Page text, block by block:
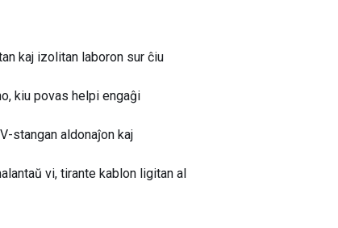
kaj izolitan laboron sur ĉiu
kiu povas helpi engaĝi
stangan aldonaĵon kaj
vi, tirante kablon ligitan al